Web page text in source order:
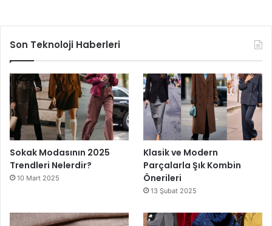
Son Teknoloji Haberleri
Sokak Modasının 2025
Trendleri Nelerdir?
10 Mart 2025
Klasik ve Modern
Parçalarla Şık Kombin
Önerileri
13 Şubat 2025